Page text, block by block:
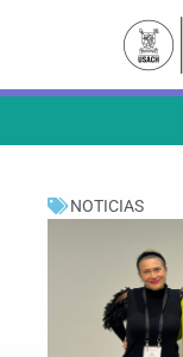
NOTICIAS